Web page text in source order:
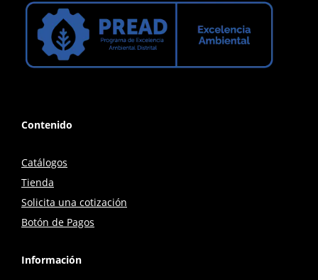
Contenido
Catálogos
Tienda
Solicita una cotización
Botón de Pagos
Información